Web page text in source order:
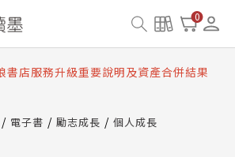
0
讀墨 3 分鐘完成書櫃開通與資產合併申
書店服務升級重要說明及資產合併結果
Readmoo 讀墨系統維護中，本站同步暫
電子書 勵志成長
個人成長